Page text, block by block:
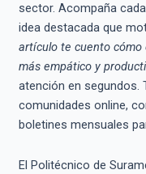
sector. Acompaña
idea destacada que
artículo te cuento cómo
más empático y
atención en segundos.
comunidades online,
boletines mensuales
El Politécnico de